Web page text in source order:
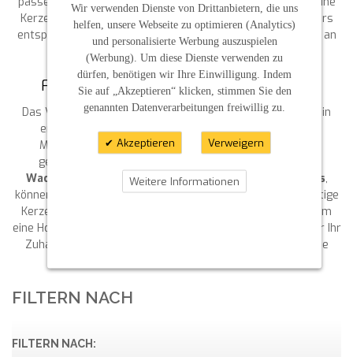
Kerze erschaffen, die genau den Wünschen des Empfängers
entspricht und gleichzeitig ein symbolträchtiges Andenken an
einen wichtigen Tag darstellt.
FAZIT: KREATIVITÄT MIT VERZIERWACHS
Das Verzieren von Kerzen mit Verzierwachs ist nicht nur ein
entspannendes Hobby, sondern auch eine großartige
Möglichkeit, besondere Anlässe noch persönlicher zu
gestalten. Mit unseren hochwertigen Materialien, wie
Wachsbuchstaben für KerzenoderKerzen-Bastelsets,
können Sie Ihrer Kreativität freien Lauf lassen und einzigartige
Kerzen für jeden Anlass kreieren. Ganz gleich, ob es sich um
eine Hochzeitskerze, eine
oder eine Dekokerze für Ihr
Zuhause handelt – durch den persönlichen Touch wird jede
FILTERN NACH
FILTERN NACH:
Wir verwenden Dienste von Drittanbietern, die uns
helfen, unsere Webseite zu optimieren (Analytics)
und personalisierte Werbung auszuspielen
(Werbung). Um diese Dienste verwenden zu
dürfen, benötigen wir Ihre Einwilligung. Indem
Sie auf „Akzeptieren“ klicken, stimmen Sie den
genannten Datenverarbeitungen freiwillig zu.
Akzeptieren Verweigern
Weitere Informationen